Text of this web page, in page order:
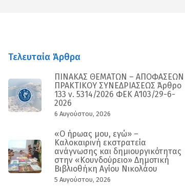
Τελευταία Άρθρα
ΠΙΝΑΚΑΣ ΘΕΜΑΤΩΝ – ΑΠΟΦΑΣΕΩΝ
ΠΡΑΚΤΙΚΟΥ ΣΥΝΕΔΡΙΑΣΕΩΣ Άρθρο
133 ν. 5314/2026 ΦΕΚ Α΄103/29-6-
2026
6 Αυγούστου, 2026
«Ο ήρωας μου, εγώ» –
Καλοκαιρινή εκστρατεία
ανάγνωσης και δημιουργικότητας
στην «Κουνδούρειο» Δημοτική
Βιβλιοθήκη Αγίου Νικολάου
5 Αυγούστου, 2026